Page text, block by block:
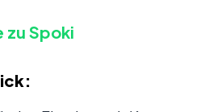
zu Spoki